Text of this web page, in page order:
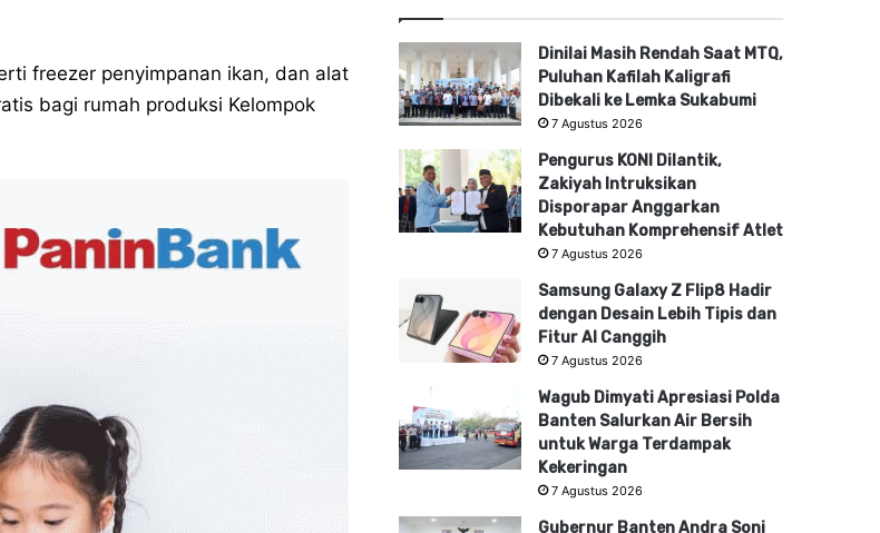
freezer penyimpanan ikan, dan alat
bagi rumah produksi Kelompok
Dinilai Masih Rendah Saat MTQ,
Puluhan Kafilah Kaligrafi
Dibekali ke Lemka Sukabumi
7 Agustus 2026
Pengurus KONI Dilantik,
Zakiyah Intruksikan
Disporapar Anggarkan
Kebutuhan Komprehensif Atlet
7 Agustus 2026
Samsung Galaxy Z Flip8 Hadir
dengan Desain Lebih Tipis dan
Fitur AI Canggih
7 Agustus 2026
Wagub Dimyati Apresiasi Polda
Banten Salurkan Air Bersih
untuk Warga Terdampak
Kekeringan
7 Agustus 2026
Gubernur Banten Andra Soni